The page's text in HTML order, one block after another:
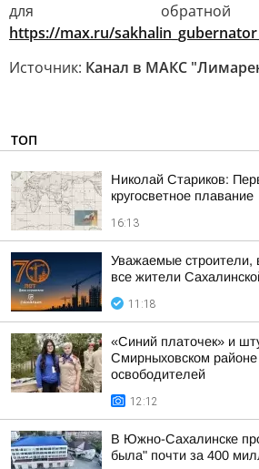
для
https://max.ru/
Источник: Канал в МАКС
ТОП
Николай Стариков:
кругосветное плавание
16:13
Уважаемые строители,
все жители
11:18
«Синий платочек» и
Смирныховском
освободителей
12:12
В Южно-Сахалинске
была" почти за 400